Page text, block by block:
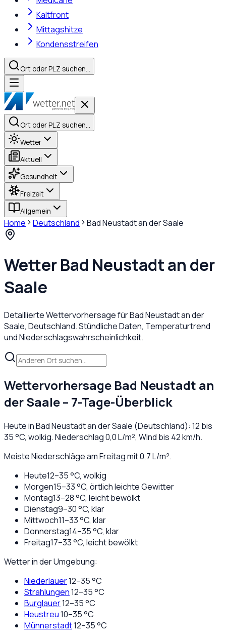
Kaltfront
Mittagshitze
Kondensstreifen
Ort oder PLZ suchen…
Ort oder PLZ suchen…
Wetter
Aktuell
Gesundheit
Freizeit
Allgemein
Home Deutschland Bad Neustadt an der Saale
WetterBad Neustadt an der
Saale
Detaillierte Wettervorhersage fürBad Neustadt an der
Saale, Deutschland. Stündliche Daten, Temperaturtrend
und Niederschlagswahrscheinlichkeit.
Wettervorhersage Bad Neustadt an
der Saale– 7-Tage-Überblick
Heute inBad Neustadt an der Saale (Deutschland): 12 bis
35°C, wolkig. Niederschlag0,0L/m², Wind bis 42km/h.
Meiste Niederschläge am Freitag mit 0,7 L/m².
Heute12–35°C, wolkig
Morgen15–33°C, örtlich leichte Gewitter
Montag13–28°C, leicht bewölkt
Dienstag9–30°C, klar
Mittwoch11–33°C, klar
Donnerstag14–35°C, klar
Freitag17–33°C, leicht bewölkt
Wetter in der Umgebung:
Niederlauer12–35°C
Strahlungen12–35°C
Burglauer12–35°C
Heustreu10–35°C
Münnerstadt12–35°C